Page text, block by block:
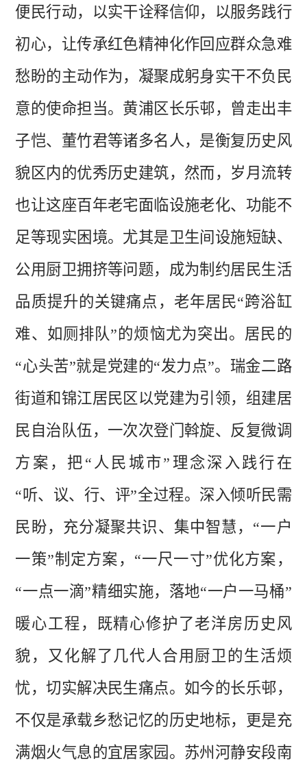
便民行动，以实干诠释信仰，以服务践行
初心，让传承红色精神化作回应群众急难
愁盼的主动作为，凝聚成躬身实干不负民
意的使命担当。黄浦区长乐邨，曾走出丰
子恺、董竹君等诸多名人，是衡复历史风
貌区内的优秀历史建筑，然而，岁月流转
也让这座百年老宅面临设施老化、功能不
足等现实困境。尤其是卫生间设施短缺、
公用厨卫拥挤等问题，成为制约居民生活
品质提升的关键痛点，老年居民“跨浴缸
难、如厕排队”的烦恼尤为突出。居民的
“心头苦”就是党建的“发力点”。瑞金二路
街道和锦江居民区以党建为引领，组建居
民自治队伍，一次次登门斡旋、反复微调
方案，把“人民城市”理念深入践行在
“听、议、行、评”全过程。深入倾听民需
民盼，充分凝聚共识、集中智慧，“一户
一策”制定方案，“一尺一寸”优化方案，
“一点一滴”精细实施，落地“一户一马桶”
暖心工程，既精心修护了老洋房历史风
貌，又化解了几代人合用厨卫的生活烦
忧，切实解决民生痛点。如今的长乐邨，
不仅是承载乡愁记忆的历史地标，更是充
满烟火气息的宜居家园。苏州河静安段南